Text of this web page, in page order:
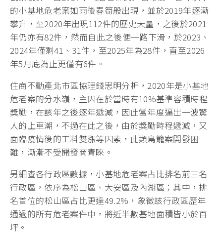
的小基地危老案如雨後春筍般出現，並於2019年逐漸
攀升，至2020年出現112件的歷史天量，之後於2021
年仍亦有82件，然而自此之後便一路下滑，於2023、
2024年僅剩41、31件，至2025年為28件，直至2026
年5月底為止更僅有6件。
住商不動產北市區協理錢思明分析，2020年是小基地
危老案的分水嶺，主因在於當時有10%基準容積時程
獎勵，在該年之後逐年遞減，因此當年度逼出一波驚
人的上車潮，不過在此之後，由於獎勵時程遞減，又
面臨疫情後的工料雙漲等因素，此類鳥籠案開發困
難，漸漸不受開發商青睞。
另細查各行政區數據，小基地危老案占比排名前三名
行政區，依序為松山區、大安區及內湖區；其中，排
名首位的松山區占比更達49.2%，象徵該行政區歷年
通過的所有危老案件中，將近半數基地面積皆小於百
坪。